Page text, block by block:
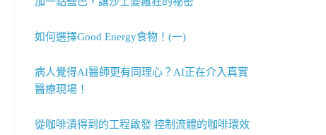
如何選擇Good Energy食物！(一)
病人覺得AI醫師更有同理心？AI正在介入真實
醫療現場！
從咖啡漬得到的工程啟發 控制流體的咖啡環效